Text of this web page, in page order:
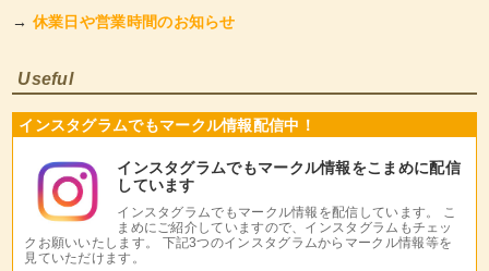
→ 休業日や営業時間のお知らせ
Useful
インスタグラムでもマークル情報配信中！
インスタグラムでもマークル情報をこまめに配信
しています
インスタグラムでもマークル情報を配信しています。 こ
まめにご紹介していますので、インスタグラムもチェッ
クお願いいたします。 下記3つのインスタグラムからマークル情報等を
見ていただけます。